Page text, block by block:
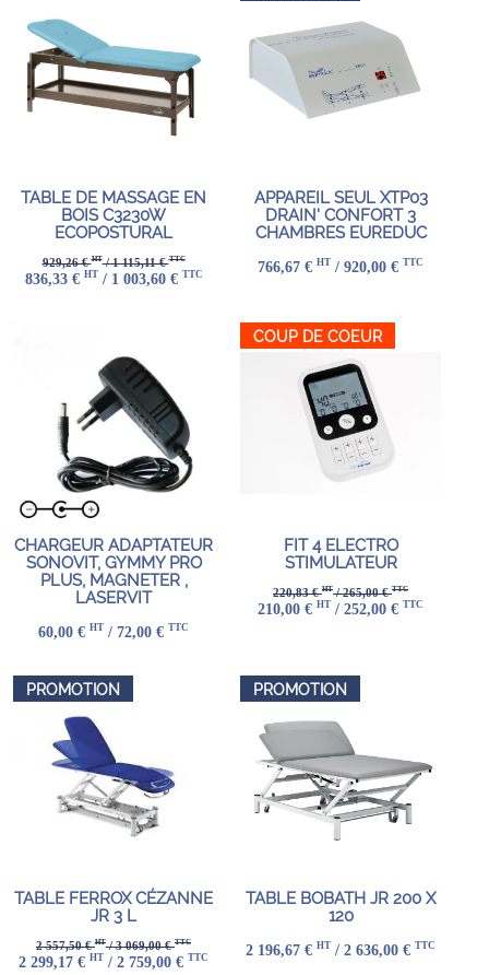
TABLE DE MASSAGE EN
BOIS C3230W
ECOPOSTURAL
929,26 €HT/ 1 115,11 €TTC
836,33 € HT / 1 003,60 € TTC
APPAREIL SEUL XTP03
DRAIN' CONFORT 3
CHAMBRES EUREDUC
766,67 € HT / 920,00 € TTC
CHARGEUR ADAPTATEUR
SONOVIT, GYMMY PRO
PLUS, MAGNETER ,
LASERVIT
60,00 € HT / 72,00 € TTC
COUP DE COEUR
FIT 4 ELECTRO
STIMULATEUR
220,83 €HT/ 265,00 €TTC
210,00 € HT / 252,00 € TTC
PROMOTION
TABLE FERROX CÉZANNE
JR 3 L
2 557,50 €HT/ 3 069,00 €TTC
2 299,17 € HT / 2 759,00 € TTC
PROMOTION
TABLE BOBATH JR 200 X
120
2 196,67 € HT / 2 636,00 € TTC